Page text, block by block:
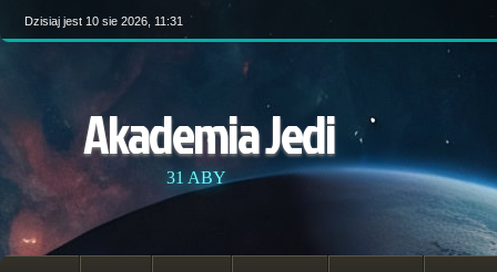
Dzisiaj jest 10 sie 2026, 11:31
Akademia Jedi
31 ABY